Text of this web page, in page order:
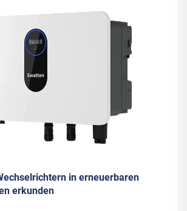
in erneuerbaren
erkunden